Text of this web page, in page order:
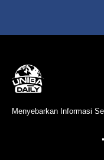
Menyebarkan Informasi